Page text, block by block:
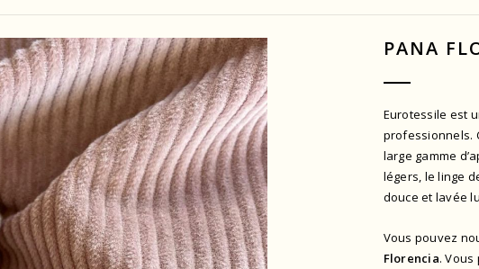
PANA
Eurotessile est
professionnels.
large gamme
légers, le linge
douce et lavée
Vous pouvez
Florencia.